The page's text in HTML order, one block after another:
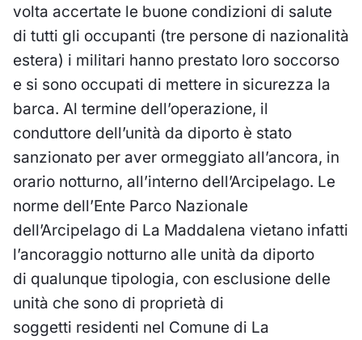
volta accertate le buone condizioni di salute
di tutti gli occupanti (tre persone di nazionalità
estera) i militari hanno prestato loro soccorso
e si sono occupati di mettere in sicurezza la
barca. Al termine dell’operazione, il
conduttore dell’unità da diporto è stato
sanzionato per aver ormeggiato all’ancora, in
orario notturno, all’interno dell’Arcipelago. Le
norme dell’Ente Parco Nazionale
dell’Arcipelago di La Maddalena vietano infatti
l’ancoraggio notturno alle unità da diporto
di qualunque tipologia, con esclusione delle
unità che sono di proprietà di
soggetti residenti nel Comune di La